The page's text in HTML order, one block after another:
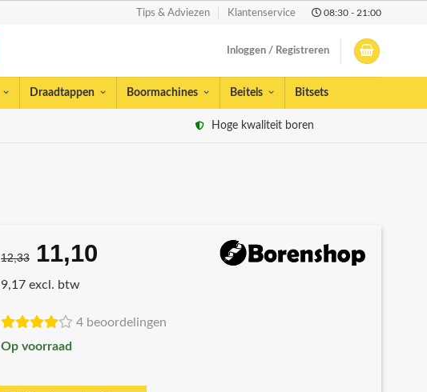
Tips & Adviezen Klantenservice 08:30 - 21:00
Inloggen / Registreren
Draadtappen Boormachines Beitels Bitsets
Hoge kwaliteit boren
12,33
Oorspronkelijke
prijs
€12,33.
11,10
€11,10.
9,17 excl. btw
4 beoordelingen
Op voorraad